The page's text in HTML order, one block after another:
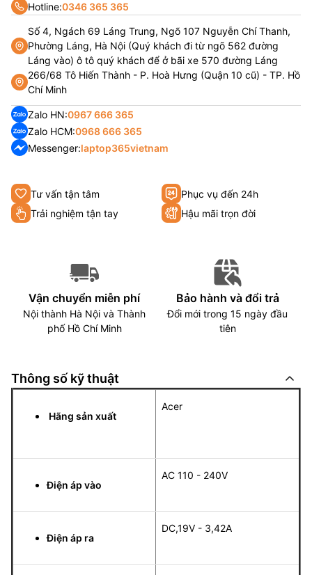
Tư vấn tận tâm
Phục vụ đến 24h
Trải nghiệm tận tay
Hậu mãi trọn đời
Vận chuyển miễn phí
Nội thành Hà Nội và Thành
phố Hồ Chí Minh
Bảo hành và đổi trả
Đổi mới trong 15 ngày đầu
tiên
Thông số kỹ thuật
Hãng sản xuất
Acer
Điện áp vào
AC 110 - 240V
Điện áp ra
DC,19V - 3,42A
Hotline:0346 365 365
Số 4, Ngách 69 Láng Trung, Ngõ 107 Nguyễn Chí Thanh,
Phường Láng, Hà Nội (Quý khách đi từ ngõ 562 đường
Láng vào) ô tô quý khách để ở bãi xe 570 đường Láng
266/68 Tô Hiến Thành - P. Hoà Hưng (Quận 10 cũ) - TP. Hồ
Chí Minh
Zalo HN:0967 666 365
Zalo HCM:0968 666 365
Messenger:laptop365vietnam